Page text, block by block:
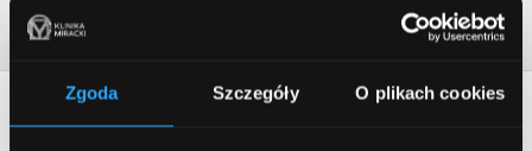
Zgoda Szczegóły O plikach cookies
Kontakt (porady, recepcja)
rejestracja@klinikamiracki.pl